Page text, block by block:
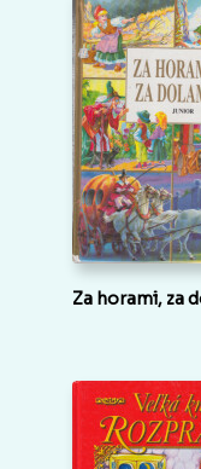
Za horami, za